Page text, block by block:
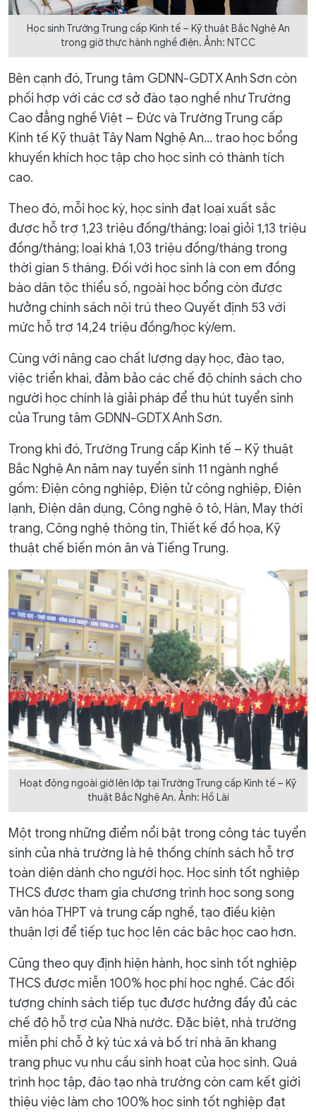
Học sinh Trường Trung cấp Kinh tế – Kỹ thuật Bắc Nghệ An
trong giờ thực hành nghề điện. Ảnh: NTCC
Bên cạnh đó, Trung tâm GDNN-GDTX Anh Sơn còn
phối hợp với các cơ sở đào tạo nghề như Trường
Cao đẳng nghề Việt – Đức và Trường Trung cấp
Kinh tế Kỹ thuật Tây Nam Nghệ An… trao học bổng
khuyến khích học tập cho học sinh có thành tích
cao.
Theo đó, mỗi học kỳ, học sinh đạt loại xuất sắc
được hỗ trợ 1,23 triệu đồng/tháng; loại giỏi 1,13 triệu
đồng/tháng; loại khá 1,03 triệu đồng/tháng trong
thời gian 5 tháng. Đối với học sinh là con em đồng
bào dân tộc thiểu số, ngoài học bổng còn được
hưởng chính sách nội trú theo Quyết định 53 với
mức hỗ trợ 14,24 triệu đồng/học kỳ/em.
Cùng với nâng cao chất lượng dạy học, đào tạo,
việc triển khai, đảm bảo các chế độ chính sách cho
người học chính là giải pháp để thu hút tuyển sinh
của Trung tâm GDNN-GDTX Anh Sơn.
Trong khi đó, Trường Trung cấp Kinh tế – Kỹ thuật
Bắc Nghệ An năm nay tuyển sinh 11 ngành nghề
gồm: Điện công nghiệp, Điện tử công nghiệp, Điện
lạnh, Điện dân dụng, Công nghệ ô tô, Hàn, May thời
trang, Công nghệ thông tin, Thiết kế đồ họa, Kỹ
thuật chế biến món ăn và Tiếng Trung.
Hoạt động ngoài giờ lên lớp tại Trường Trung cấp Kinh tế – Kỹ
thuật Bắc Nghệ An. Ảnh: Hồ Lài
Một trong những điểm nổi bật trong công tác tuyển
sinh của nhà trường là hệ thống chính sách hỗ trợ
toàn diện dành cho người học. Học sinh tốt nghiệp
THCS được tham gia chương trình học song song
văn hóa THPT và trung cấp nghề, tạo điều kiện
thuận lợi để tiếp tục học lên các bậc học cao hơn.
Cũng theo quy định hiện hành, học sinh tốt nghiệp
THCS được miễn 100% học phí học nghề. Các đối
tượng chính sách tiếp tục được hưởng đầy đủ các
chế độ hỗ trợ của Nhà nước. Đặc biệt, nhà trường
miễn phí chỗ ở ký túc xá và bố trí nhà ăn khang
trang phục vụ nhu cầu sinh hoạt của học sinh. Quá
trình học tập, đào tạo nhà trường còn cam kết giới
thiệu việc làm cho 100% học sinh tốt nghiệp đạt